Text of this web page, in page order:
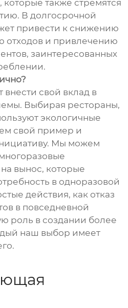
также стремятся
В долгосрочной
привести к снижению
отходов и привлечению
заинтересованных
свой вклад в
Выбирая рестораны,
экологичные
свой пример и
Мы можем
вынос, которые
в одноразовой
действия, как отказ
в повседневной
роль в создании более
наш выбор имеет